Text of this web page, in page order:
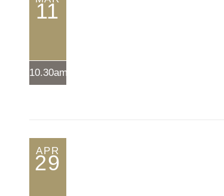
11
10.30am*
APR
29